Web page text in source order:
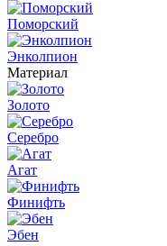
Поморский
Энколпион
Материал
Золото
Серебро
Агат
Финифть
Эбен